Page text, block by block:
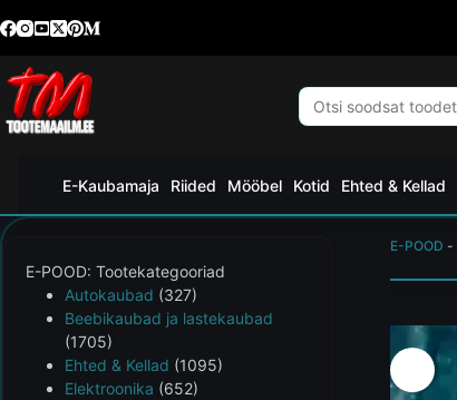
E-Kaubamaja Riided Mööbel Kotid Ehted & Kellad
E-POOD -
E-POOD: Tootekategooriad
Autokaubad (327)
Beebikaubad ja lastekaubad
(1705)
Ehted & Kellad (1095)
Elektroonika (652)